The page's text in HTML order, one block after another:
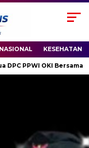
KESEHATAN
Bersama Pengurus dan